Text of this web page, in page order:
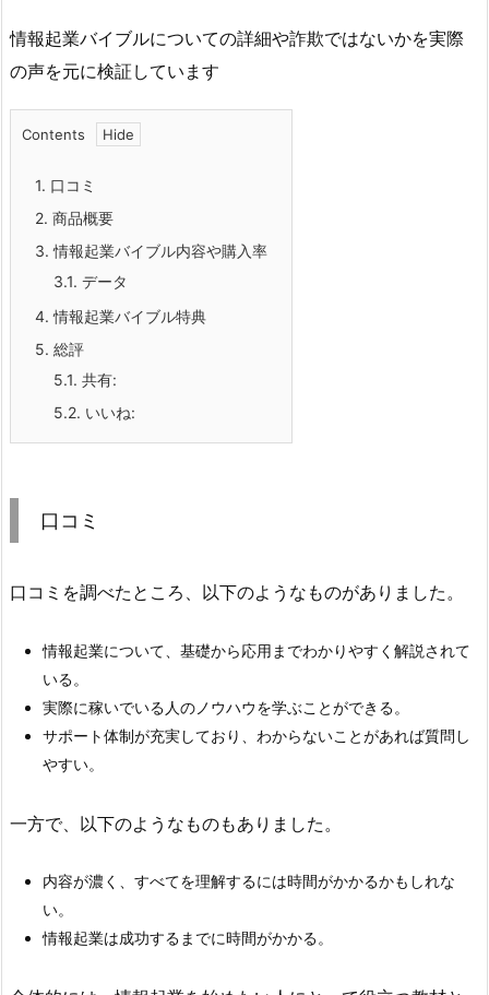
情報起業バイブルについての詳細や詐欺ではないかを実際
の声を元に検証しています
Contents
1. 口コミ
2. 商品概要
3. 情報起業バイブル内容や購入率
3.1. データ
4. 情報起業バイブル特典
5. 総評
5.1. 共有:
5.2. いいね:
口コミ
口コミを調べたところ、以下のようなものがありました。
情報起業について、基礎から応用までわかりやすく解説されて
いる。
実際に稼いでいる人のノウハウを学ぶことができる。
サポート体制が充実しており、わからないことがあれば質問し
やすい。
一方で、以下のようなものもありました。
内容が濃く、すべてを理解するには時間がかかるかもしれな
い。
情報起業は成功するまでに時間がかかる。